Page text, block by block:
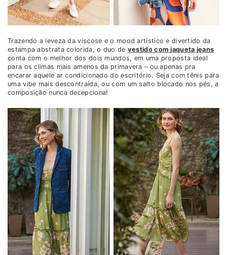
Trazendo a leveza da viscose e o mood artístico e divertido da
estampa abstrata colorida, o duo de vestido com jaqueta jeans
conta com o melhor dos dois mundos, em uma proposta ideal
para os climas mais amenos da primavera – ou apenas pra
encarar aquele ar condicionado do escritório. Seja com tênis para
uma vibe mais descontraída, ou com um salto blocado nos pés, a
composição nunca decepciona!